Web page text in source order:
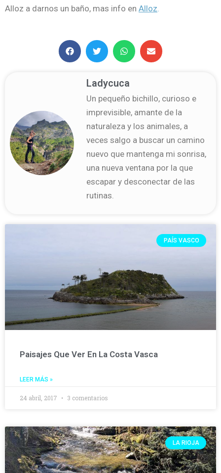
Alloz a darnos un baño, mas info en Alloz.
Ladycuca
Un pequeño bichillo, curioso e
imprevisible, amante de la
naturaleza y los animales, a
veces salgo a buscar un camino
nuevo que mantenga mi sonrisa,
una nueva ventana por la que
escapar y desconectar de las
rutinas.
PAÍS VASCO
Paisajes Que Ver En La Costa Vasca
LEER MÁS »
24 abril, 2017 3 comentarios
LA RIOJA